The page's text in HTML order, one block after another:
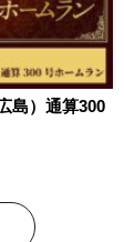
島）通算300